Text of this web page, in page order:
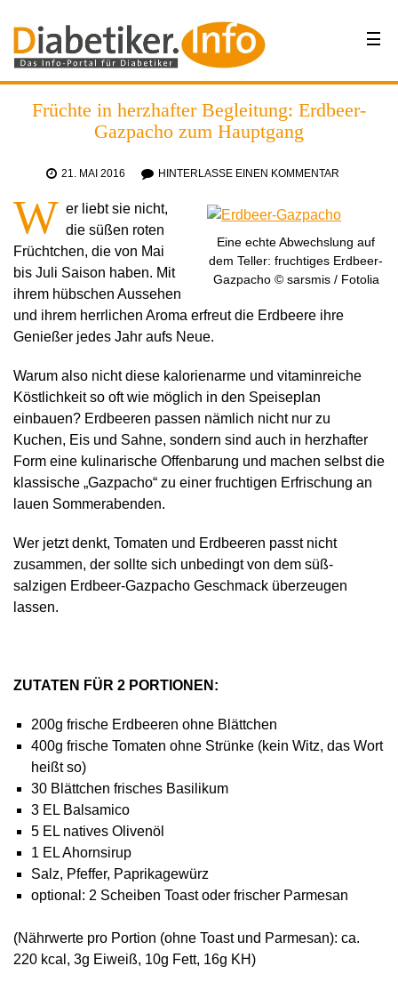
Früchte in herzhafter Begleitung: Erdbeer-
Gazpacho zum Hauptgang
21. MAI 2016 HINTERLASSE EINEN KOMMENTAR
Eine echte Abwechslung auf
dem Teller: fruchtiges Erdbeer-
Gazpacho © sarsmis / Fotolia
W er liebt sie nicht,
die süßen roten
Früchtchen, die von Mai
bis Juli Saison haben. Mit
ihrem hübschen Aussehen
und ihrem herrlichen Aroma erfreut die Erdbeere ihre
Genießer jedes Jahr aufs Neue.
Warum also nicht diese kalorienarme und vitaminreiche
Köstlichkeit so oft wie möglich in den Speiseplan
einbauen? Erdbeeren passen nämlich nicht nur zu
Kuchen, Eis und Sahne, sondern sind auch in herzhafter
Form eine kulinarische Offenbarung und machen selbst die
klassische „Gazpacho“ zu einer fruchtigen Erfrischung an
lauen Sommerabenden.
Wer jetzt denkt, Tomaten und Erdbeeren passt nicht
zusammen, der sollte sich unbedingt von dem süß-
salzigen Erdbeer-Gazpacho Geschmack überzeugen
lassen.
ZUTATEN FÜR 2 PORTIONEN:
200g frische Erdbeeren ohne Blättchen
400g frische Tomaten ohne Strünke (kein Witz, das Wort
heißt so)
30 Blättchen frisches Basilikum
3 EL Balsamico
5 EL natives Olivenöl
1 EL Ahornsirup
Salz, Pfeffer, Paprikagewürz
optional: 2 Scheiben Toast oder frischer Parmesan
(Nährwerte pro Portion (ohne Toast und Parmesan): ca.
220 kcal, 3g Eiweiß, 10g Fett, 16g KH)